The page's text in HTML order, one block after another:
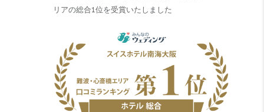
リアの総合1位を受賞いたしました